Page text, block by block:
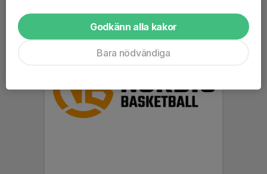
Godkänn alla kakor
Bara nödvändiga